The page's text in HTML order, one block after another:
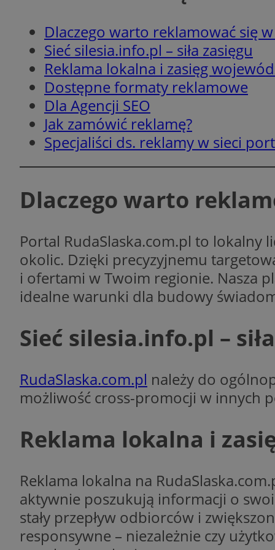
Dlaczego warto reklamować się
Sieć silesia.info.pl – siła zasięgu
Reklama lokalna i zasięg
Dostępne formaty reklamowe
Dla Agencji SEO
Jak zamówić reklamę?
Specjaliści ds. reklamy w sieci
Dlaczego warto
Portal RudaSlaska.com.pl to lokalny
okolic. Dzięki precyzyjnemu
i ofertami w Twoim regionie. Nasza
idealne warunki dla budowy
Sieć silesia.info.pl –
RudaSlaska.com.pl należy do
możliwość cross-promocji w innych
Reklama lokalna i
Reklama lokalna na
aktywnie poszukują informacji o
stały przepływ odbiorców i
responsywne – niezależnie czy
QeSessID
MvSessID
msToken
CookieScriptConsent
_clsk
_ga_ES69V3SCKQ
_fbp
SM
Provider